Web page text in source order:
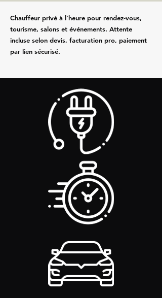
Chauffeur privé à l’heure pour rendez‑vous,
tourisme, salons et événements. Attente
incluse selon devis, facturation pro, paiement
par lien sécurisé.